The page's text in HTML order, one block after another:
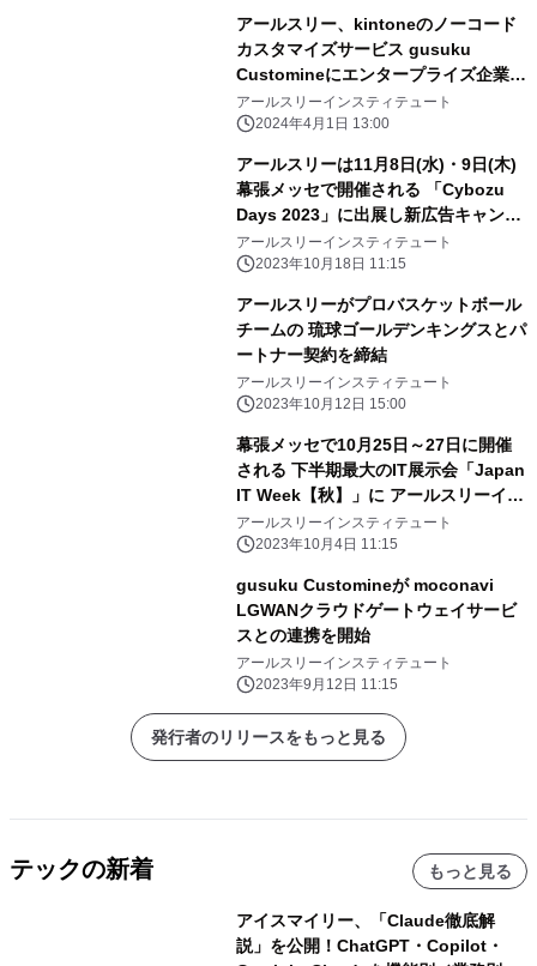
アールスリー、kintoneのノーコード
カスタマイズサービス gusuku
Customineにエンタープライズ企業向
けの新プラン 「年額3000」を追加
アールスリーインスティテュート
2024年4月1日 13:00
アールスリーは11月8日(水)・9日(木)
幕張メッセで開催される 「Cybozu
Days 2023」に出展し新広告キャンペ
ーンを実施！
アールスリーインスティテュート
2023年10月18日 11:15
アールスリーがプロバスケットボール
チームの 琉球ゴールデンキングスとパ
ートナー契約を締結
アールスリーインスティテュート
2023年10月12日 15:00
幕張メッセで10月25日～27日に開催
される 下半期最大のIT展示会「Japan
IT Week【秋】」に アールスリーイン
スティテュートが出展
アールスリーインスティテュート
2023年10月4日 11:15
gusuku Customineが moconavi
LGWANクラウドゲートウェイサービ
スとの連携を開始
アールスリーインスティテュート
2023年9月12日 11:15
発行者のリリースをもっと見る
テックの新着 もっと見る
アイスマイリー、「Claude徹底解
説」を公開！ChatGPT・Copilot・